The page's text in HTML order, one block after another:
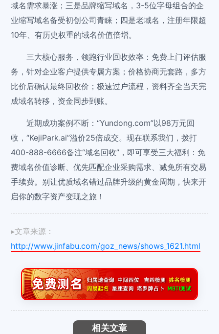
域名需求暴涨；三是品牌缩写域名，3-5位字母组合的企
业缩写域名备受初创公司青睐；四是老域名，注册年限超
10年、有历史权重的域名价值倍增。
三大核心服务，领跑行业回收效率：免费上门评估服
务，针对企业客户提供专属方案；价格协商无套路，多方
比价后确认最终回收价；极速过户流程，资料齐全当天完
成域名转移，资金同步到账。
近期成功案例不断：“Yundong.com”以98万元回
收，“KejiPark.ai”溢价25倍成交。现在联系我们，拨打
400-888-6666备注“域名回收”，即可享受三大福利：免
费域名价值诊断、优先匹配企业采购需求、减免所有交易
手续费。别让优质域名错过品牌升级的黄金周期，快来开
启你的数字资产变现之旅！
▸文章来源：
http://www.jinfabu.com/goz_news/shows_1621.html
相关文章